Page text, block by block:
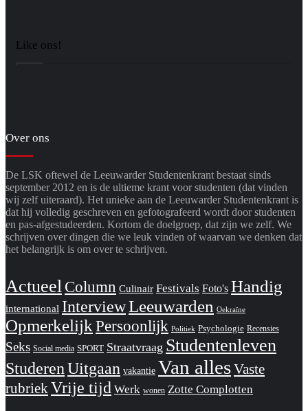
Like ons!
Over ons
De LSK oftewel de Leeuwarder Studentenkrant bestaat sinds
september 2012 en is de ultieme krant voor studenten (dat vinden
wij zelf uiteraard). Het unieke aan de Leeuwarder Studentenkrant is
dat hij volledig geschreven en gefotografeerd wordt door studenten
en pas-afgestudeerden. Kortom de doelgroep, dat zijn we zelf. We
schrijven over dingen die we leuk vinden of waarvan we denken dat
het belangrijk is om over te schrijven.
Actueel Column Culinair Festivals Foto's Handig
international InterviewLeeuwarden Oekraïne
OpmerkelijkPersoonlijk Politiek Psychologie Recensies
Seks Social media SPORT Straatvraag Studentenleven
StuderenUitgaan vakantie Van allesVaste
rubriekVrije tijd Werk wonen Zotte Complotten